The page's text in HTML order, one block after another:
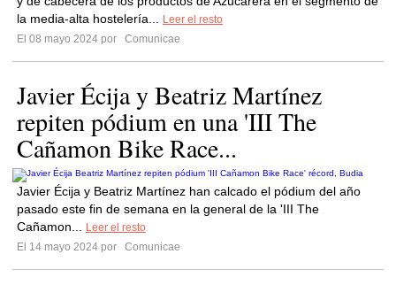
la media-alta hostelería...
Leer el resto
El 08 mayo 2024 por
Comunicae
Javier Écija y Beatriz Martínez
repiten pódium en una 'III The
Cañamon Bike Race...
Javier Écija y Beatriz Martínez han calcado el pódium del año
pasado este fin de semana en la general de la 'III The
Cañamon...
Leer el resto
El 14 mayo 2024 por
Comunicae